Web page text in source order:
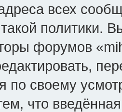
всех
политики.
форумов
по своему
что